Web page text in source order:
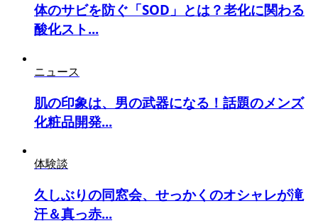
体のサビを防ぐ「SOD」とは？老化に関わる
酸化スト...
ニュース
肌の印象は、男の武器になる！話題のメンズ
化粧品開発...
体験談
久しぶりの同窓会、せっかくのオシャレが滝
汗＆真っ赤...